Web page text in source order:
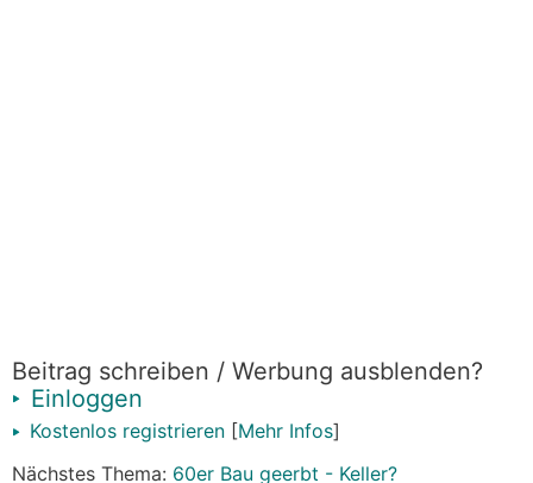
Beitrag schreiben / Werbung ausblenden?
Einloggen
Kostenlos registrieren [Mehr Infos]
Nächstes Thema: 60er Bau geerbt - Keller?